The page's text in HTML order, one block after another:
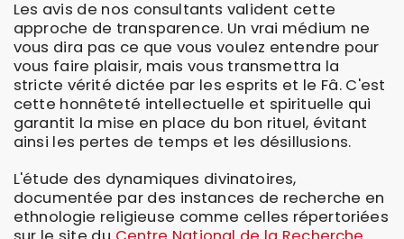
Les avis de nos consultants valident cette
approche de transparence. Un vrai médium ne
vous dira pas ce que vous voulez entendre pour
vous faire plaisir, mais vous transmettra la
stricte vérité dictée par les esprits et le Fâ. C'est
cette honnêteté intellectuelle et spirituelle qui
garantit la mise en place du bon rituel, évitant
ainsi les pertes de temps et les désillusions.
L'étude des dynamiques divinatoires,
documentée par des instances de recherche en
ethnologie religieuse comme celles répertoriées